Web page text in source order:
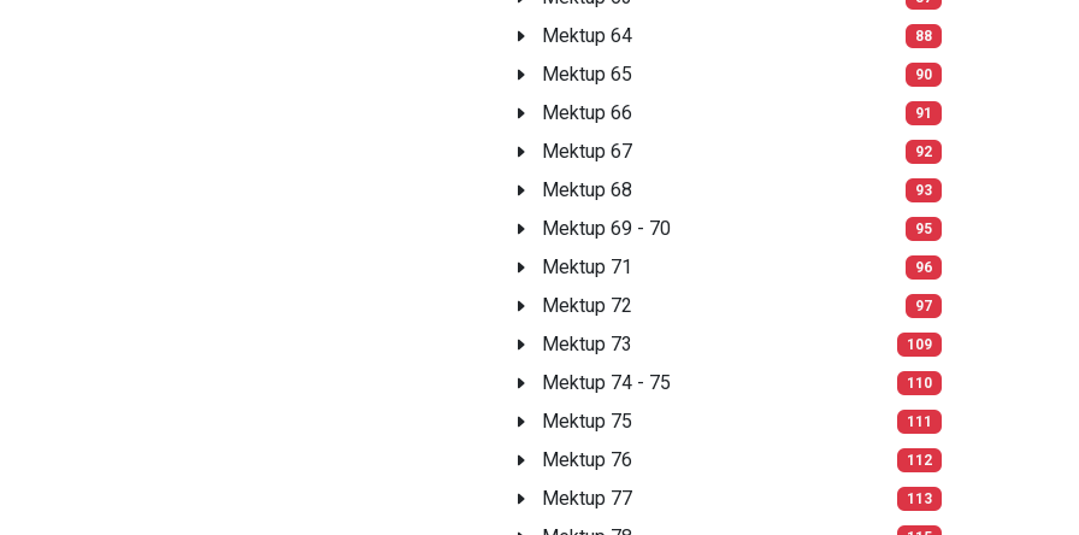
Mektup 64 88
Mektup 65 90
Mektup 66 91
Mektup 67 92
Mektup 68 93
Mektup 69 - 70 95
Mektup 71 96
Mektup 72 97
Mektup 73 109
Mektup 74 - 75 110
Mektup 75 111
Mektup 76 112
Mektup 77 113